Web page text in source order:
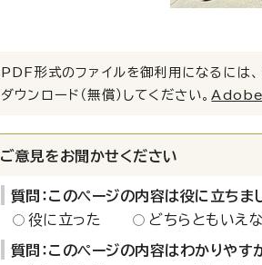
PDF形式のファイルを御利用になるには
ダウンロード（無償）してください。 Adobe
ご意見をお聞かせください
質問：このページの内容は役に立ちま
役に立った
どちらともいえ
質問：このページの内容はわかりやす